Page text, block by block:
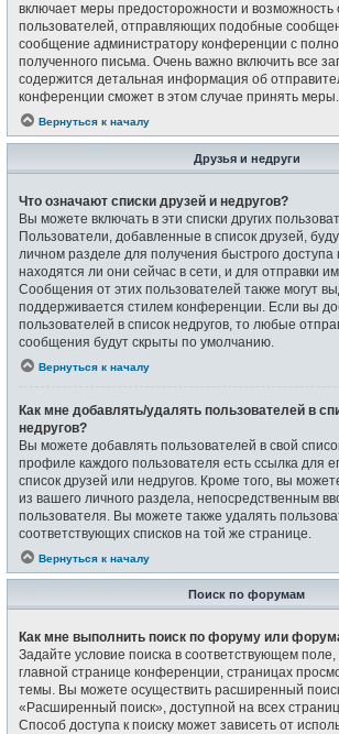
включает меры предосторожности и возможность
пользователей, отправляющих подобные
сообщение администратору конференции с
полученного письма. Очень важно включить все
содержится детальная информация об
конференции сможет в этом случае принять меры.
Вернуться к началу
Друзья и недруги
Что означают списки друзей и недругов?
Вы можете включать в эти списки других
Пользователи, добавленные в список друзей,
личном разделе для получения быстрого
находятся ли они сейчас в сети, и для отправки
Сообщения от этих пользователей также могут
поддерживается стилем конференции. Если вы
пользователей в список недругов, то любые
сообщения будут скрыты по умолчанию.
Вернуться к началу
Как мне добавлять/удалять пользователей в
недругов?
Вы можете добавлять пользователей в свой
профиле каждого пользователя есть ссылка для
список друзей или недругов. Кроме того, вы
из вашего личного раздела, непосредственным
пользователя. Вы можете также удалять
соответствующих списков на той же странице.
Вернуться к началу
Поиск по форумам
Как мне выполнить поиск по форуму или
Задайте условие поиска в соответствующем
главной странице конференции, страницах
темы. Вы можете осуществить расширенный
«Расширенный поиск», доступной на всех
Способ доступа к поиску может зависеть от